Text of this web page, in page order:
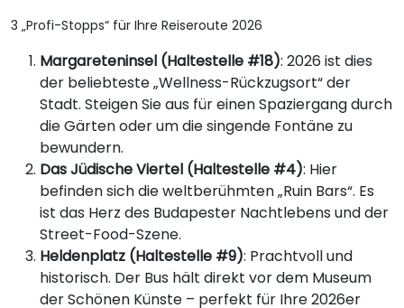
3 „Profi-Stopps“ für Ihre Reiseroute 2026
Margareteninsel (Haltestelle #18): 2026 ist dies
der beliebteste „Wellness-Rückzugsort“ der
Stadt. Steigen Sie aus für einen Spaziergang durch
die Gärten oder um die singende Fontäne zu
bewundern.
Das Jüdische Viertel (Haltestelle #4): Hier
befinden sich die weltberühmten „Ruin Bars“. Es
ist das Herz des Budapester Nachtlebens und der
Street-Food-Szene.
Heldenplatz (Haltestelle #9): Prachtvoll und
historisch. Der Bus hält direkt vor dem Museum
der Schönen Künste – perfekt für Ihre 2026er